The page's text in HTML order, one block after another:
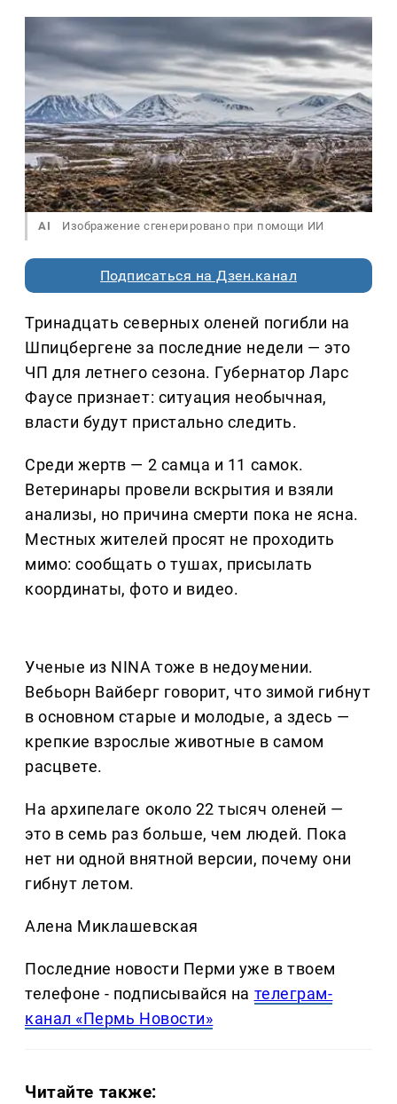
AI Изображение сгенерировано при помощи ИИ
Подписаться на Дзен.канал
Тринадцать северных оленей погибли на
Шпицбергене за последние недели — это
ЧП для летнего сезона. Губернатор Ларс
Фаусе признает: ситуация необычная,
власти будут пристально следить.
Среди жертв — 2 самца и 11 самок.
Ветеринары провели вскрытия и взяли
анализы, но причина смерти пока не ясна.
Местных жителей просят не проходить
мимо: сообщать о тушах, присылать
координаты, фото и видео.
Ученые из NINA тоже в недоумении.
Вебьорн Вайберг говорит, что зимой гибнут
в основном старые и молодые, а здесь —
крепкие взрослые животные в самом
расцвете.
На архипелаге около 22 тысяч оленей —
это в семь раз больше, чем людей. Пока
нет ни одной внятной версии, почему они
гибнут летом.
Алена Миклашевская
Последние новости Перми уже в твоем
телефоне - подписывайся на телеграм-
канал «Пермь Новости»
Читайте также: